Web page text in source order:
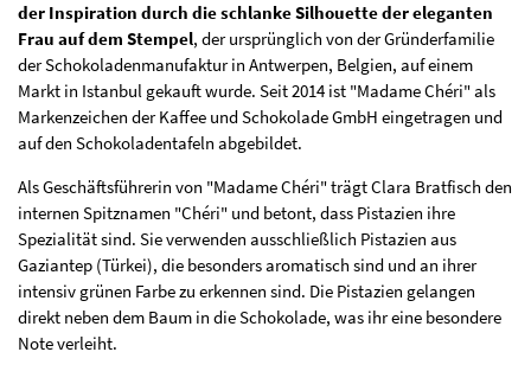
der Inspiration durch die schlanke Silhouette der eleganten
Frau auf dem Stempel, der ursprünglich von der Gründerfamilie
der Schokoladenmanufaktur in Antwerpen, Belgien, auf einem
Markt in Istanbul gekauft wurde. Seit 2014 ist "Madame Chéri" als
Markenzeichen der Kaffee und Schokolade GmbH eingetragen und
auf den Schokoladentafeln abgebildet.
Als Geschäftsführerin von "Madame Chéri" trägt Clara Bratfisch den
internen Spitznamen "Chéri" und betont, dass Pistazien ihre
Spezialität sind. Sie verwenden ausschließlich Pistazien aus
Gaziantep (Türkei), die besonders aromatisch sind und an ihrer
intensiv grünen Farbe zu erkennen sind. Die Pistazien gelangen
direkt neben dem Baum in die Schokolade, was ihr eine besondere
Note verleiht.